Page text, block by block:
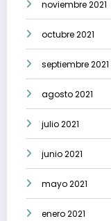
noviembre 2021
octubre 2021
septiembre 2021
agosto 2021
julio 2021
junio 2021
mayo 2021
enero 2021